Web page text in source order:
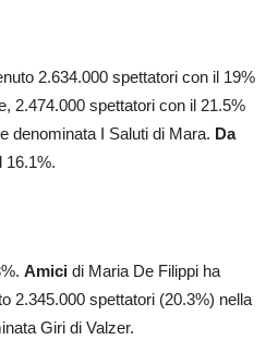
2.634.000 spettatori con il 19%
2.474.000 spettatori con il 21.5%
denominata I Saluti di Mara. Da
16.1%.
Amici di Maria De Filippi ha
2.345.000 spettatori (20.3%) nella
Giri di Valzer.